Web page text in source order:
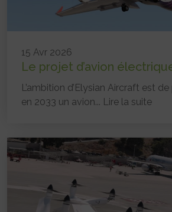
15 Avr 2026
Le projet d’avion
L’ambition d’Elysian Aircraft est
en 2033 un avion... Lire la suite